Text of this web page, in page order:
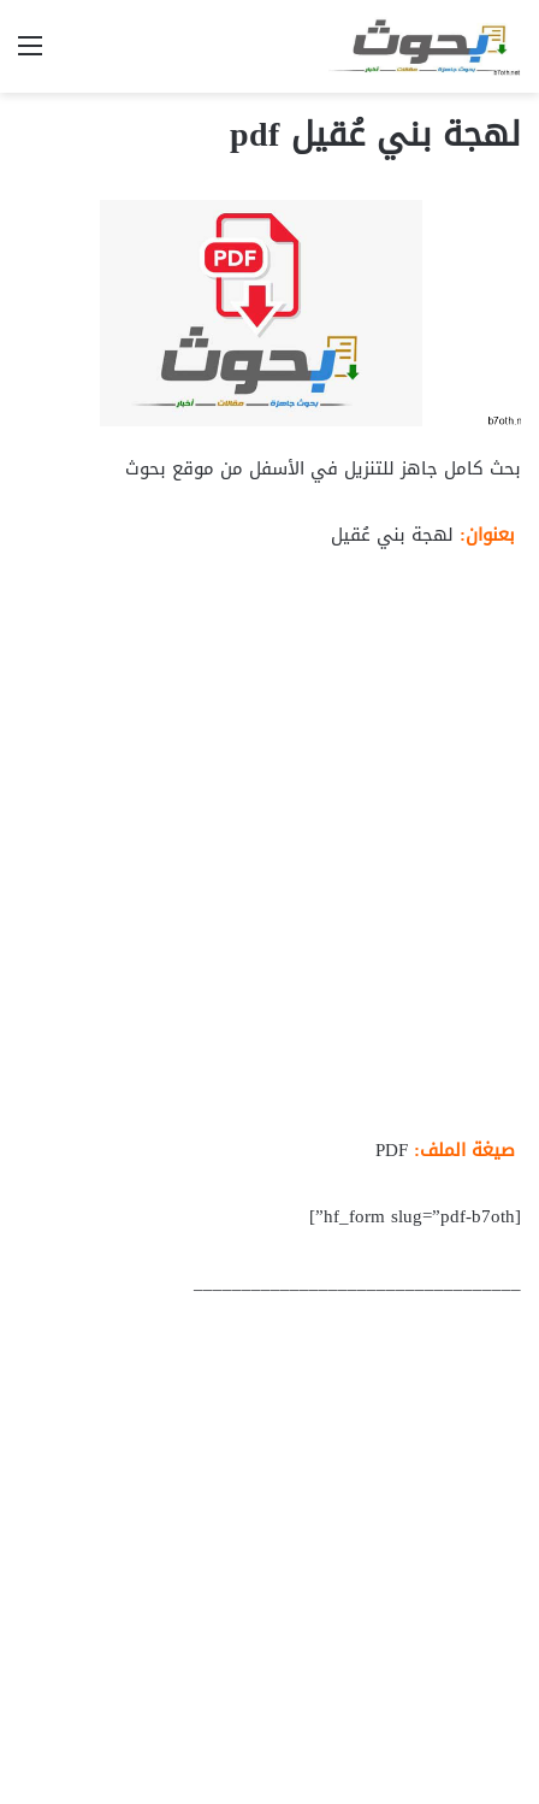
لهجة بني عُقيل pdf
بحث كامل جاهز للتنزيل في الأسفل من موقع بحوث
بعنوان: لهجة بني عُقيل
صيغة الملف:
[hf_form slug=”pdf-b7oth”]
__________________________________